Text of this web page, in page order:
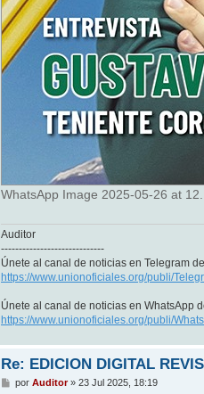
WhatsApp Image 2025-05-26 at
Auditor
-----------------------------
Únete al canal de noticias en Telegram
https://www.unionoficiales.org/publi/
Únete al canal de noticias en WhatsApp
https://www.unionoficiales.org/publi/
Re: EDICION DIGITAL
M
por Auditor» 23 Jul 2025, 18:19